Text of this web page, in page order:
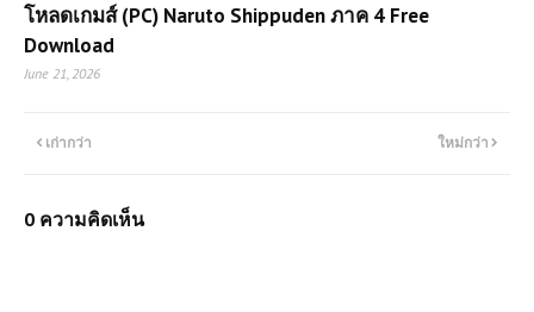
โหลดเกมส์ (PC) Naruto Shippuden ภาค 4 Free
Download
June 21, 2026
ใหม่กว่า
เก่ากว่า
0 ความคิดเห็น